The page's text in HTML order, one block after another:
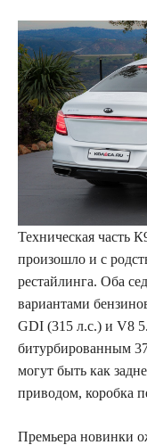
Техническая часть
произошло и с
рестайлинга. Оба
вариантами
GDI (315 л.с.) и V8
битурбированным
могут быть как
приводом, коробка
Премьера новинки